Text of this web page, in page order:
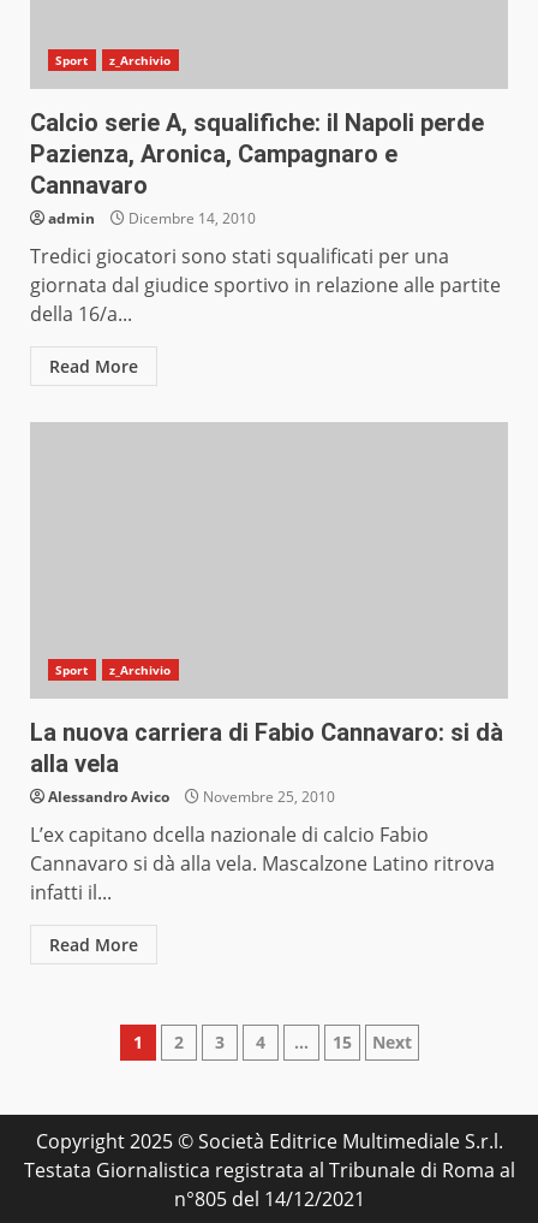
Sport z_Archivio
Calcio serie A, squalifiche: il Napoli perde
Pazienza, Aronica, Campagnaro e
Cannavaro
admin Dicembre 14, 2010
Tredici giocatori sono stati squalificati per una
giornata dal giudice sportivo in relazione alle partite
della 16/a...
Read More
Sport z_Archivio
La nuova carriera di Fabio Cannavaro: si dà
alla vela
Alessandro Avico Novembre 25, 2010
L’ex capitano dcella nazionale di calcio Fabio
Cannavaro si dà alla vela. Mascalzone Latino ritrova
infatti il...
Read More
Paginazione
articoli
1 2 3 4 … 15 Next
Copyright 2025 © Società Editrice Multimediale S.r.l.
Testata Giornalistica registrata al Tribunale di Roma al
n°805 del 14/12/2021